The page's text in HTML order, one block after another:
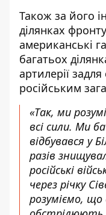
Також за його
ділянках
американські
багатьох
артилерії задля
російським
«Так, ми
всі сили. Ми
відбувався у
разів
російські
через річку
розуміємо,